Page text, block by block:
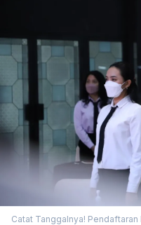
Catat Tanggalnya! Pendaftaran